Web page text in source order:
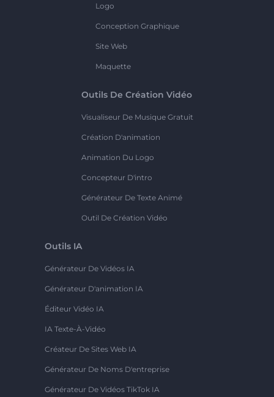
Logo
Conception Graphique
Site Web
Maquette
Outils De Création Vidéo
Visualiseur De Musique Gratuit
Création D'animation
Animation Du Logo
Concepteur D'intro
Générateur De Texte Animé
Outil De Création Vidéo
Outils IA
Générateur De Vidéos IA
Générateur D'animation IA
Éditeur Vidéo IA
IA Texte-À-Vidéo
Créateur De Sites Web IA
Générateur De Noms D'entreprise
Générateur De Vidéos TikTok IA